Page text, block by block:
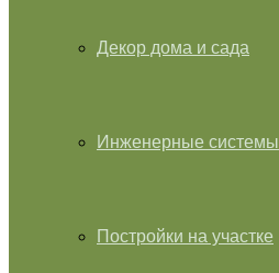
Декор дома и сада
Инженерные системы
Постройки на участке